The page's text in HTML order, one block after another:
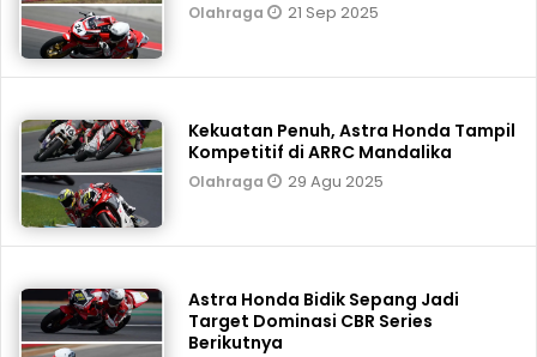
Olahraga 21 Sep 2025
Kekuatan Penuh, Astra Honda Tampil
Kompetitif di ARRC Mandalika
Olahraga 29 Agu 2025
Astra Honda Bidik Sepang Jadi
Target Dominasi CBR Series
Berikutnya